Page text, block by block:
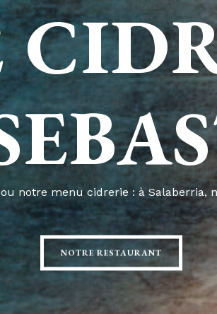
notre menu cidrerie : à Salaberria,
NOTRE RESTAURANT